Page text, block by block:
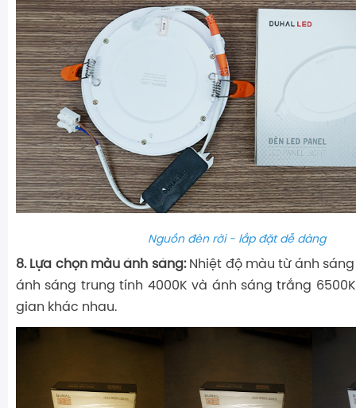
Nguồn đèn rời - lắp đặt dễ dàng
8. Lựa chọn màu ánh sáng:Nhiệt độ màu từ ánh
ánh sáng trung tính 4000K và ánh sáng trắng
gian khác nhau.